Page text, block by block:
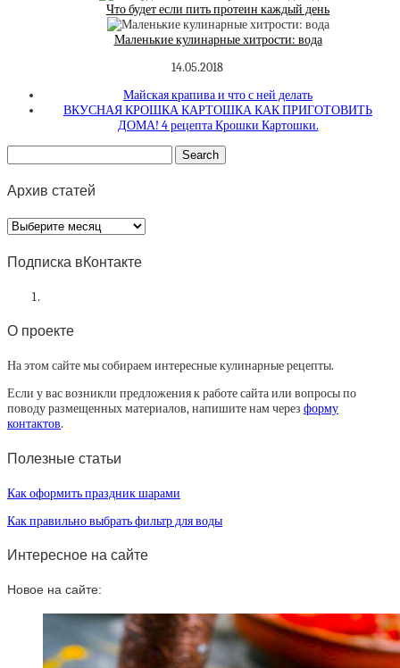
Что будет если пить протеин каждый день
Маленькие кулинарные хитрости: вода
14.05.2018
Майская крапива и что с ней делать
ВКУСНАЯ КРОШКА КАРТОШКА КАК ПРИГОТОВИТЬ
ДОМА! 4 рецепта Крошки Картошки.
Архив статей
Архив
статей
Подписка вКонтакте
О проекте
На этом сайте мы собираем интересные кулинарные рецепты.
Если у вас возникли предложения к работе сайта или вопросы по
поводу размещенных материалов, напишите нам через форму
контактов.
Полезные статьи
Как оформить праздник шарами
Как правильно выбрать фильтр для воды
Интересное на сайте
Новое на сайте: